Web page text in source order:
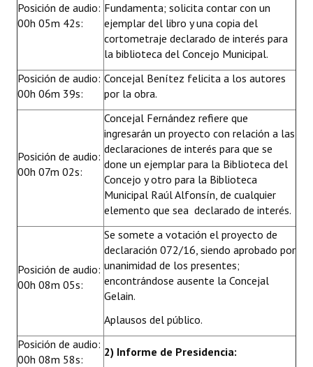
Posición de audio:
00h 05m 42s:
Fundamenta; solicita contar con un
ejemplar del libro y una copia del
cortometraje declarado de interés para
la biblioteca del Concejo Municipal.
Posición de audio:
00h 06m 39s:
Concejal Benítez felicita a los autores
por la obra.
Posición de audio:
00h 07m 02s:
Concejal Fernández refiere que
ingresarán un proyecto con relación a las
declaraciones de interés para que se
done un ejemplar para la Biblioteca del
Concejo y otro para la Biblioteca
Municipal Raúl Alfonsín, de cualquier
elemento que sea declarado de interés.
Posición de audio:
00h 08m 05s:
Se somete a votación el proyecto de
declaración 072/16, siendo aprobado por
unanimidad de los presentes;
encontrándose ausente la Concejal
Gelain.
Aplausos del público.
Posición de audio:
00h 08m 58s:
2) Informe de Presidencia: